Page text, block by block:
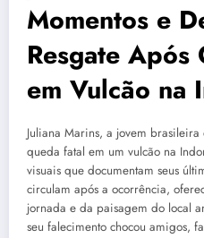
Momentos e
Resgate Após
em Vulcão na
Juliana Marins, a jovem
queda fatal em um vulcão na
visuais que documentam seus
circulam após a ocorrência,
jornada e da paisagem do local
seu falecimento chocou amigos,